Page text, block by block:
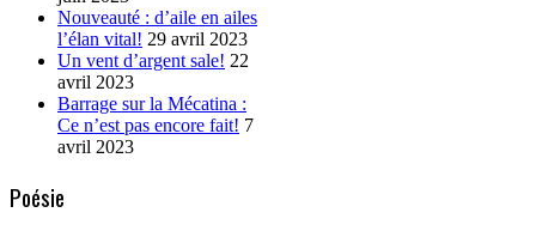
Nouveauté : d’aile en ailes
l’élan vital! 29 avril 2023
Un vent d’argent sale! 22
avril 2023
Barrage sur la Mécatina :
Ce n’est pas encore fait! 7
avril 2023
Poésie